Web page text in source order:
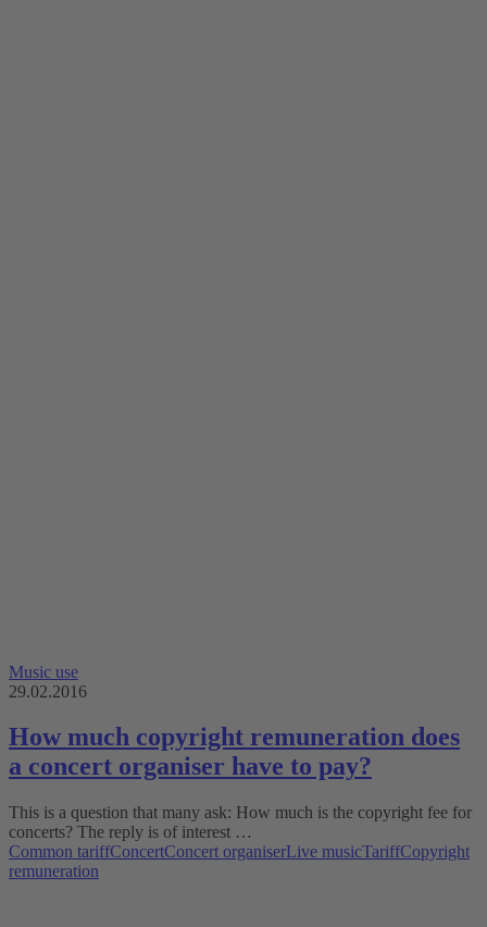
Music use
29.02.2016
How much copyright remuneration does
a concert organiser have to pay?
This is a question that many ask: How much is the copyright fee for
concerts? The reply is of interest …
Common tariffConcertConcert organiserLive musicTariffCopyright
remuneration